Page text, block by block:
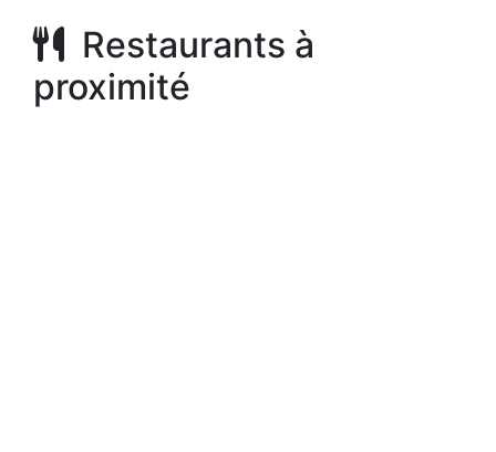
Restaurants à
proximité